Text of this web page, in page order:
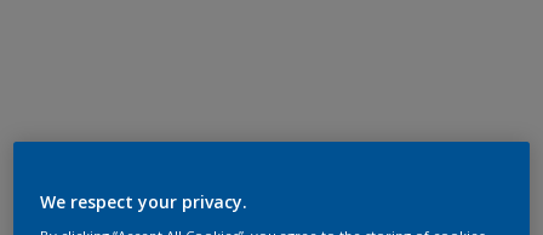
We respect your privacy.